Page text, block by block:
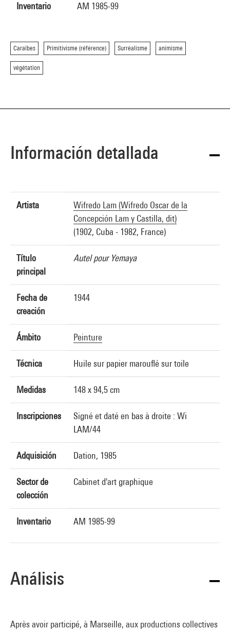
Inventario AM 1985-99
Caraïbes Primitivisme (référence) Surréalisme animisme
végétation
Información detallada
Artista
Wifredo Lam (Wifredo Oscar de la
Concepción Lam y Castilla, dit)
(1902, Cuba - 1982, France)
Título
principal
Autel pour Yemaya
Fecha de
creación
1944
Ámbito Peinture
Técnica Huile sur papier marouflé sur toile
Medidas 148 x 94,5 cm
Inscripciones
Signé et daté en bas à droite : Wi
LAM/44
Adquisición Dation, 1985
Sector de
colección
Cabinet d'art graphique
Inventario AM 1985-99
Análisis
Après avoir participé, à Marseille, aux productions collectives